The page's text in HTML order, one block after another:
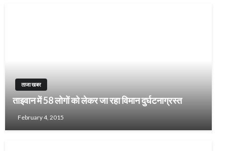
ताजा खबर
ताइवान में 58 लोगों को लेकर जा रहा विमान दुर्घटनाग्रस्त
February 4, 2015